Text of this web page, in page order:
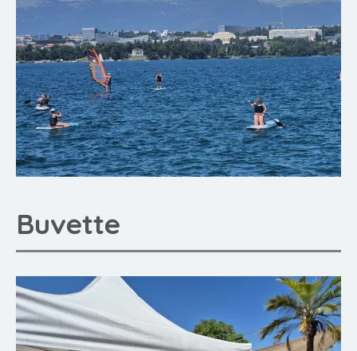
Buvette